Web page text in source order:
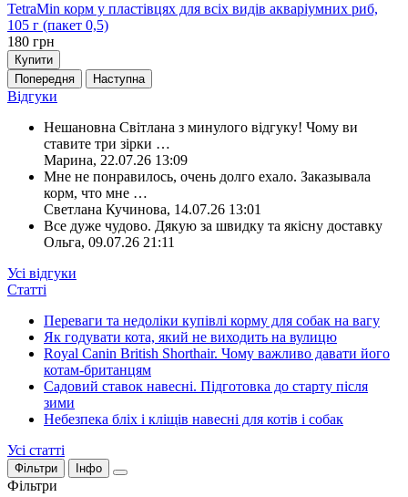
TetraMin корм у пластівцях для всіх видів акваріумних риб,
105 г (пакет 0,5)
180 грн
Купити
Попередня
Наступна
Відгуки
Нешановна Світлана з минулого відгуку! Чому ви
ставите три зірки …
Марина, 22.07.26 13:09
Мне не понравилось, очень долго ехало. Заказывала
корм, что мне …
Светлана Кучинова, 14.07.26 13:01
Все дуже чудово. Дякую за швидку та якісну доставку
Ольга, 09.07.26 21:11
Усі відгуки
Статті
Переваги та недоліки купівлі корму для собак на вагу
Як годувати кота, який не виходить на вулицю
Royal Canin British Shorthair. Чому важливо давати його
котам-британцям
Садовий ставок навесні. Підготовка до старту після
зими
Небезпека бліх і кліщів навесні для котів і собак
Усі статті
Фільтри Інфо
Фільтри